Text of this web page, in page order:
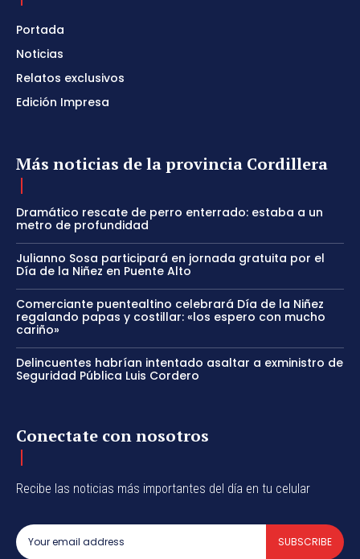
Portada
Noticias
Relatos exclusivos
Edición Impresa
Más noticias de la provincia Cordillera
Dramático rescate de perro enterrado: estaba a un
metro de profundidad
Julianno Sosa participará en jornada gratuita por el
Día de la Niñez en Puente Alto
Comerciante puentealtino celebrará Día de la Niñez
regalando papas y costillar: «los espero con mucho
cariño»
Delincuentes habrían intentado asaltar a exministro de
Seguridad Pública Luis Cordero
Conectate con nosotros
Recibe las noticias más importantes del día en tu celular
SUBSCRIBE